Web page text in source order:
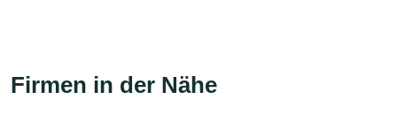
Firmen in der Nähe